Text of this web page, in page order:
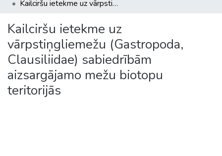
Kailciršu ietekme uz vārpstiņgliemežu (Gastropoda, Clausiliidae) sabiedrībām aizsargājamo mežu biotopu teritorijās
Kailciršu ietekme uz
vārpstiņgliemežu (Gastropoda,
Clausiliidae) sabiedrībām
aizsargājamo mežu biotopu
teritorijās